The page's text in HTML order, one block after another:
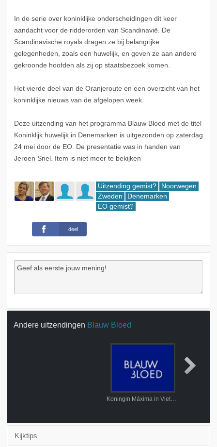
In de serie over koninklijke onderscheidingen dit keer
aandacht voor de ridderorden van Scandinavië. De
Scandinavische royals dragen ze bij belangrijke
gelegenheden, zoals een huwelijk, en geven ze aan andere
gekroonde hoofden als zij op staatsbezoek komen.
Het vierde deel van de Oranjeroute en een overzicht van het
koninklijke nieuws van de afgelopen week.
Deze uitzending van het programma Blauw Bloed met de titel
Koninklijk huwelijk in Denemarken is uitgezonden op zaterdag
24 mei door de EO. De presentatie was in handen van
Jeroen Snel. Item is niet meer te bekijken
Uitzending gemist?
Noorwegen
Zweden
Denemarken
EO gemist?
deel
Andere uitzendingen Blauw Bloed
Koningin Máxima in Vietnam
Kijktips